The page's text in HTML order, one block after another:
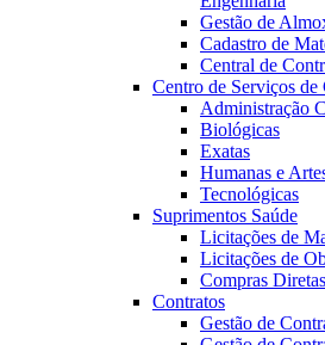
Gestão de
Cadastro de
Central de
Centro de Serviços de
Administração
Biológicas
Exatas
Humanas e
Tecnológicas
Suprimentos Saúde
Licitações de
Licitações de
Compras Diretas
Contratos
Gestão de